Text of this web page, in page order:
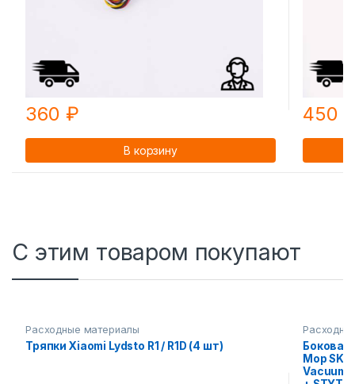
360 ₽
В корзину
450
С этим товаром покупают
Расходные материалы
Тряпки Xiaomi Lydsto R1 / R1D (4 шт)
Mop
Vacuum-